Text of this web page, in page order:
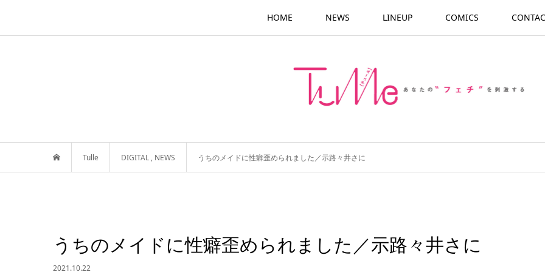
HOME NEWS LINEUP COMICS
Tulle DIGITAL , NEWS うちのメイドに性癖歪められました／示路々井さに
うちのメイドに性癖歪められました／示路々井さに
2021.10.22